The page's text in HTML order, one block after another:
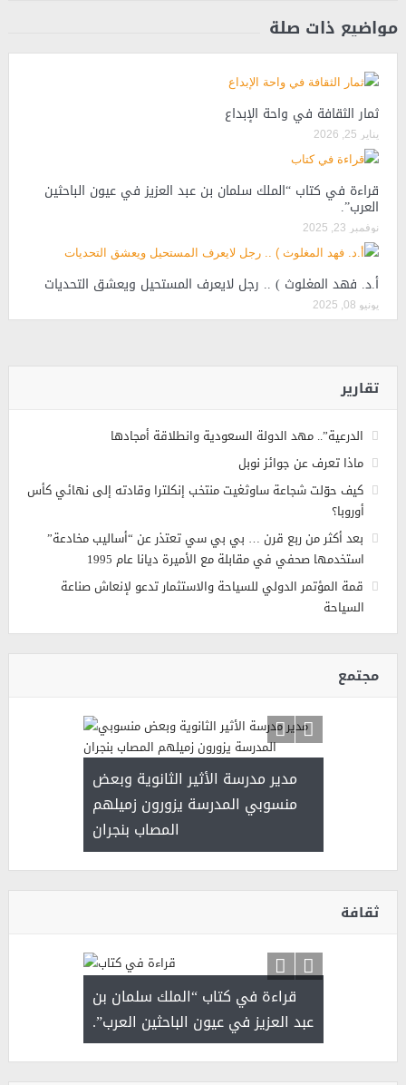
مواضيع ذات صلة
ثمار الثقافة في واحة الإبداع
يناير 25, 2026
قراءة في كتاب “الملك سلمان بن عبد العزيز في عيون الباحثين
العرب”.
نوفمبر 23, 2025
أ.د. فهد المغلوث ) .. رجل لايعرف المستحيل ويعشق التحديات
يونيو 08, 2025
تقارير
الدرعية”.. مهد الدولة السعودية وانطلاقة أمجادها
ماذا تعرف عن جوائز نوبل
كيف حوّلت شجاعة ساوثغيت منتخب إنكلترا وقادته إلى نهائي كأس
أوروبا؟
بعد أكثر من ربع قرن … بي بي سي تعتذر عن “أساليب مخادعة”
استخدمها صحفي في مقابلة مع الأميرة ديانا عام 1995
قمة المؤتمر الدولي للسياحة والاستثمار تدعو لإنعاش صناعة
السياحة
مجتمع
مدير مدرسة الأثير الثانوية وبعض
منسوبي المدرسة يزورون زميلهم
المصاب بنجران
ثقافة
قراءة في كتاب “الملك سلمان بن
عبد العزيز في عيون الباحثين العرب”.